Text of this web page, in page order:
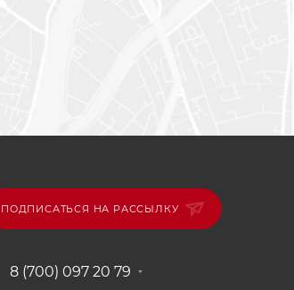
ПОДПИСАТЬСЯ НА РАССЫЛКУ
8 (700) 097 20 79